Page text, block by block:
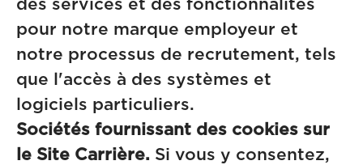
pour notre marque employeur et
notre processus de recrutement, tels
que l'accès à des systèmes et
logiciels particuliers.
Sociétés fournissant des cookies sur
le Site Carrière. Si vous y consentez,